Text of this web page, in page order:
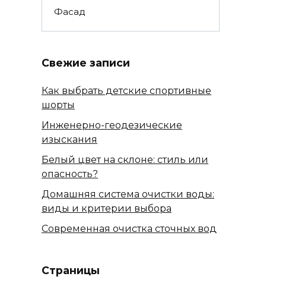
Фасад
Свежие записи
Как выбрать детские спортивные
шорты
Инженерно-геодезические
изыскания
Белый цвет на склоне: стиль или
опасность?
Домашняя система очистки воды:
виды и критерии выбора
Современная очистка сточных вод
Страницы